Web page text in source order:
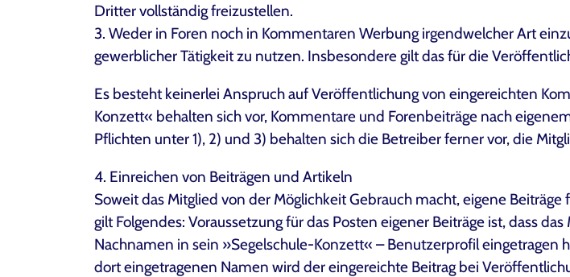
Dritter vollständig freizustellen.
3. Weder in Foren noch in Kommentaren Werbung irgendwelcher Art
gewerblicher Tätigkeit zu nutzen. Insbesondere gilt das für die
Es besteht keinerlei Anspruch auf Veröffentlichung von eingereichten
Konzett« behalten sich vor, Kommentare und Forenbeiträge nach
Pflichten unter 1), 2) und 3) behalten sich die Betreiber ferner vor, die
4. Einreichen von Beiträgen und Artikeln
Soweit das Mitglied von der Möglichkeit Gebrauch macht, eigene
gilt Folgendes: Voraussetzung für das Posten eigener Beiträge ist, dass
Nachnamen in sein »Segelschule-Konzett« – Benutzerprofil
dort eingetragenen Namen wird der eingereichte Beitrag bei